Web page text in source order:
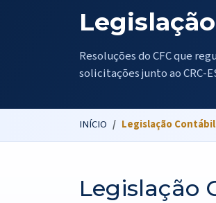
Resoluções do CFC que
solicitações junto ao CRC-
INÍCIO Legislação Contábil
Legislação